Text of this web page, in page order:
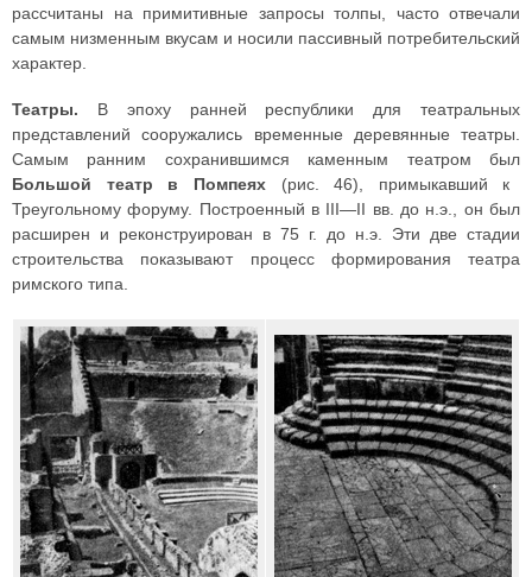
рассчитаны на примитивные запросы толпы, часто отвечали
самым низменным вкусам и носили пассивный потребительский
характер.
Театры. В эпоху ранней республики для театральных
представлений сооружались временные деревянные театры.
Самым ранним сохранившимся каменным театром был
Большой театр в Помпеях(рис. 46), примыкавший к
Треугольному форуму. Построенный в III—II вв. до н.э., он был
расширен и реконструирован в 75 г. до н.э. Эти две стадии
строительства показывают процесс формирования театра
римского типа.